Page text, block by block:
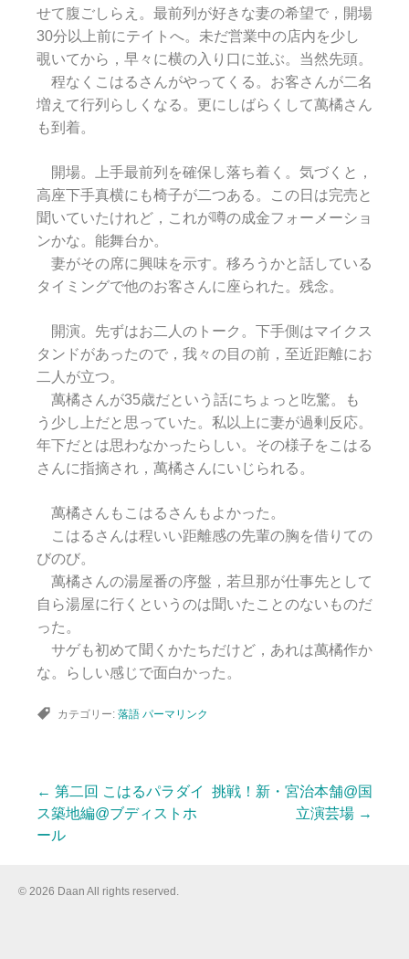
せて腹ごしらえ。最前列が好きな妻の希望で，開場
30分以上前にテイトへ。未だ営業中の店内を少し
覗いてから，早々に横の入り口に並ぶ。当然先頭。
程なくこはるさんがやってくる。お客さんが二名
増えて行列らしくなる。更にしばらくして萬橘さん
も到着。
開場。上手最前列を確保し落ち着く。気づくと，
高座下手真横にも椅子が二つある。この日は完売と
聞いていたけれど，これが噂の成金フォーメーショ
ンかな。能舞台か。
妻がその席に興味を示す。移ろうかと話している
タイミングで他のお客さんに座られた。残念。
開演。先ずはお二人のトーク。下手側はマイクス
タンドがあったので，我々の目の前，至近距離にお
二人が立つ。
萬橘さんが35歳だという話にちょっと吃驚。も
う少し上だと思っていた。私以上に妻が過剰反応。
年下だとは思わなかったらしい。その様子をこはる
さんに指摘され，萬橘さんにいじられる。
萬橘さんもこはるさんもよかった。
こはるさんは程いい距離感の先輩の胸を借りての
びのび。
萬橘さんの湯屋番の序盤，若旦那が仕事先として
自ら湯屋に行くというのは聞いたことのないものだ
った。
サゲも初めて聞くかたちだけど，あれは萬橘作か
な。らしい感じで面白かった。
カテゴリー: 落語 パーマリンク
投
稿
← 第二回 こはるパラダイ
ス築地編@ブディストホ
ール
挑戦！新・宮治本舗@国
立演芸場 →
© 2026 Daan All rights reserved.